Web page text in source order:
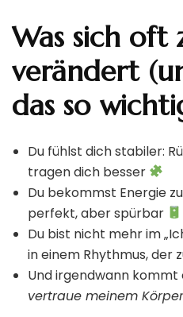
Was sich oft
verändert
das so
Du fühlst dich stabiler:
tragen dich besser
Du bekommst Energie
perfekt, aber spürbar
Du bist nicht mehr im
in einem Rhythmus, der
Und irgendwann kommt
vertraue meinem